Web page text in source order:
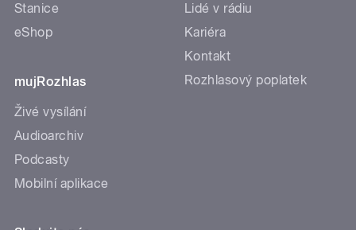
Stanice
eShop
mujRozhlas
Živé vysílání
Audioarchiv
Podcasty
Mobilní aplikace
Lidé v rádiu
Kariéra
Kontakt
Rozhlasový poplatek